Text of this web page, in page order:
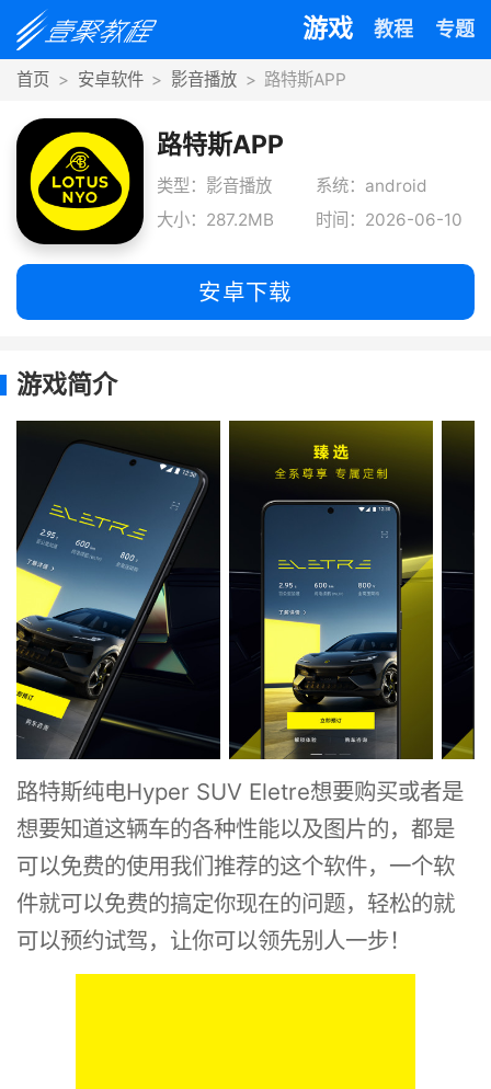
游戏 教程 专题
首页 安卓软件 影音播放 路特斯APP
路特斯APP
类型：影音播放
系统：android
大小：287.2MB
时间：2026-06-10
安卓下载
游戏简介
路特斯纯电Hyper SUV Eletre想要购买或者是
想要知道这辆车的各种性能以及图片的，都是
可以免费的使用我们推荐的这个软件，一个软
件就可以免费的搞定你现在的问题，轻松的就
可以预约试驾，让你可以领先别人一步！